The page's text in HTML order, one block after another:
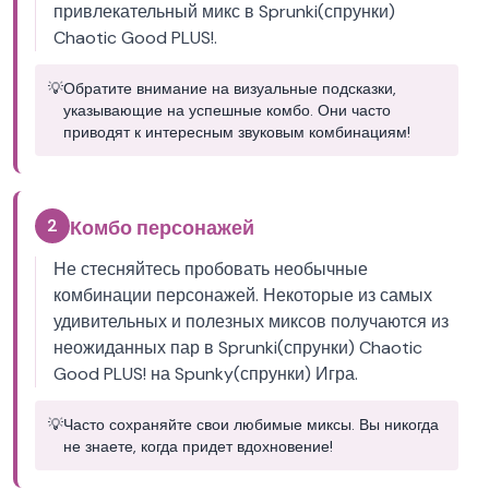
привлекательный микс в Sprunki(спрунки)
Chaotic Good PLUS!.
💡Обратите внимание на визуальные подсказки,
указывающие на успешные комбо. Они часто
приводят к интересным звуковым комбинациям!
2 Комбо персонажей
Не стесняйтесь пробовать необычные
комбинации персонажей. Некоторые из самых
удивительных и полезных миксов получаются из
неожиданных пар в Sprunki(спрунки) Chaotic
Good PLUS! на Spunky(спрунки) Игра.
💡Часто сохраняйте свои любимые миксы. Вы никогда
не знаете, когда придет вдохновение!